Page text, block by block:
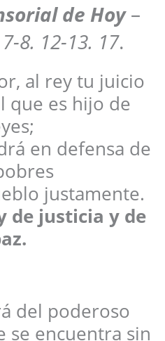
de Hoy –
8. 12-13. 17.
al rey tu juicio
que es hijo de
en defensa de
justamente.
de justicia y de
del poderoso
se encuentra sin